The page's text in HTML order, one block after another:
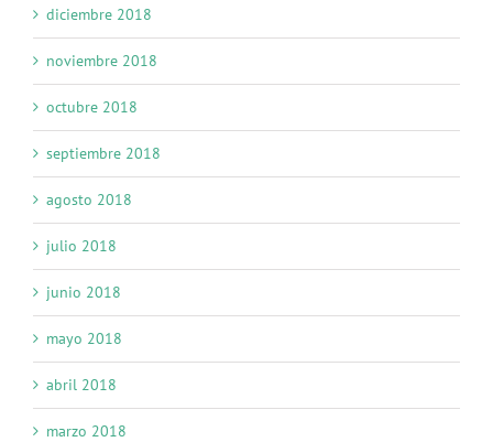
diciembre 2018
noviembre 2018
octubre 2018
septiembre 2018
agosto 2018
julio 2018
junio 2018
mayo 2018
abril 2018
marzo 2018